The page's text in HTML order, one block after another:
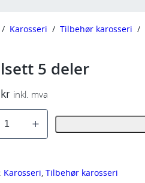
/ Karosseri / Tilbehør karosseri /
5 deler
kr inkl. mva
Karosseri, Tilbehør karosseri